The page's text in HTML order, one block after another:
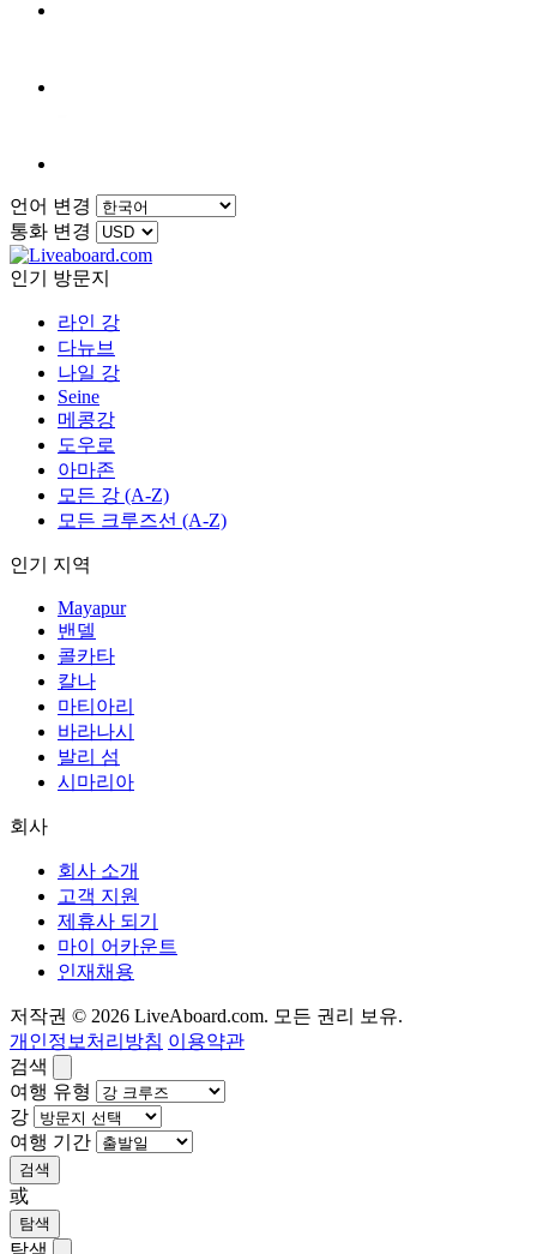
언어 변경
통화 변경
인기 방문지
라인 강
다뉴브
나일 강
Seine
메콩강
도우로
아마존
모든 강 (A-Z)
모든 크루즈선 (A-Z)
인기 지역
Mayapur
밴델
콜카타
칼나
마티아리
바라나시
발리 섬
시마리아
회사
회사 소개
고객 지원
제휴사 되기
마이 어카운트
인재채용
저작권 © 2026 LiveAboard.com. 모든 권리 보유.
개인정보처리방침 이용약관
검색
여행 유형
강
여행 기간
검색
或
탐색